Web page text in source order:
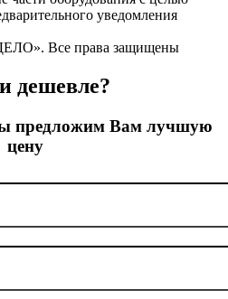
уведомления
Все права защищены
дешевле?
предложим Вам лучшую
цену